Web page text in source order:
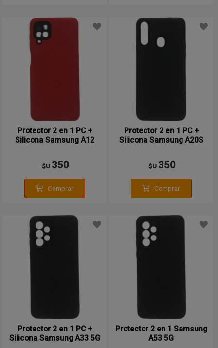
Protector 2 en 1 PC +
Silicona Samsung A12
$U 350
Comprar
Protector 2 en 1 PC +
Silicona Samsung A20S
$U 350
Comprar
Protector 2 en 1 PC +
Silicona Samsung A33 5G
Protector 2 en 1 Samsung
A53 5G